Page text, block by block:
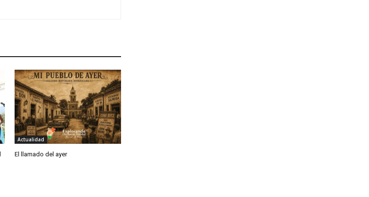
Actualidad
El llamado del ayer